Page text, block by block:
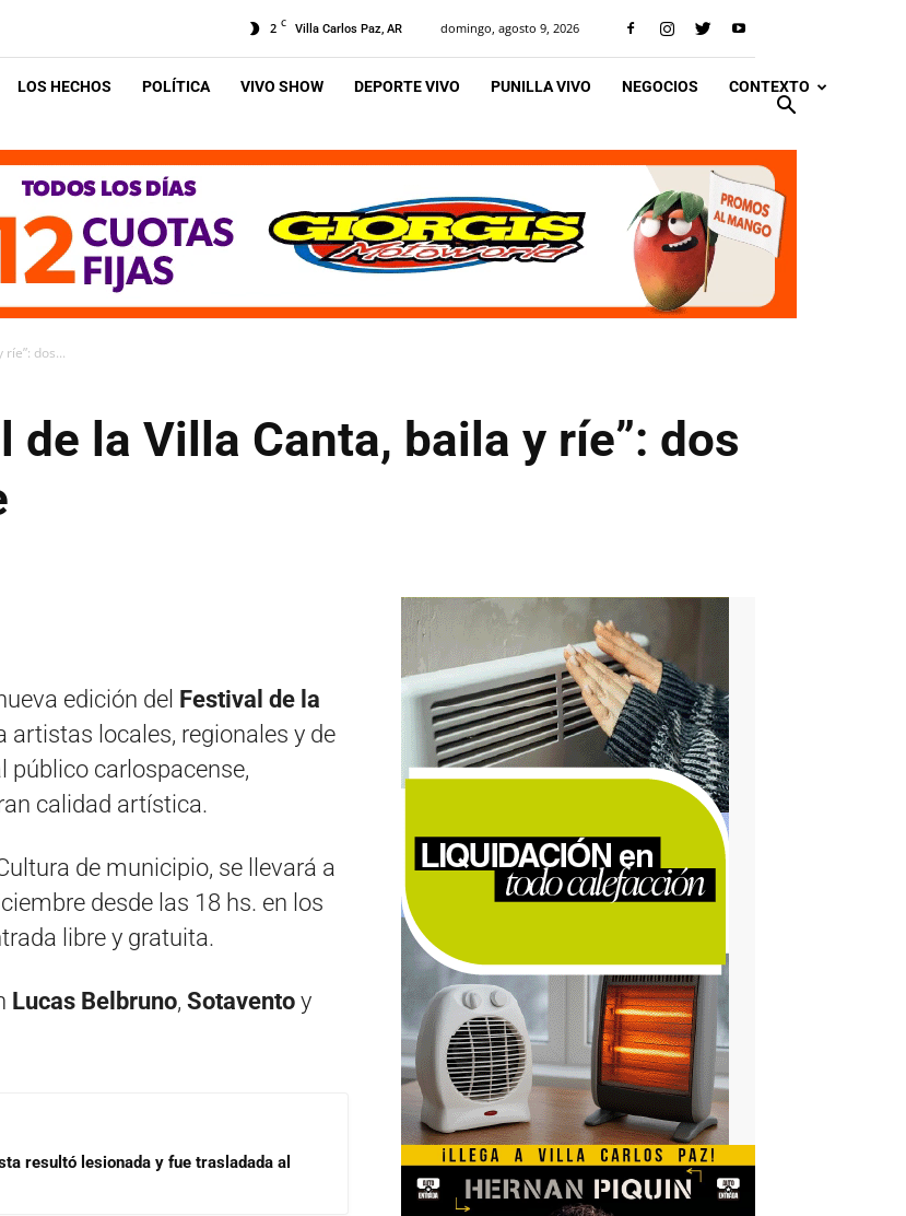
2 C Villa Carlos Paz, AR domingo, agosto 9, 2026
LOS HECHOS POLÍTICA VIVO SHOW DEPORTE VIVO PUNILLA VIVO NEGOCIOS CONTEXTO
dos...
de la Villa Canta, baila y ríe”: dos
edición del Festival de la
artistas locales, regionales y de
público carlospacense,
calidad artística.
de municipio, se llevará a
desde las 18 hs. en los
libre y gratuita.
Lucas Belbruno, Sotavento y
resultó lesionada y fue trasladada al